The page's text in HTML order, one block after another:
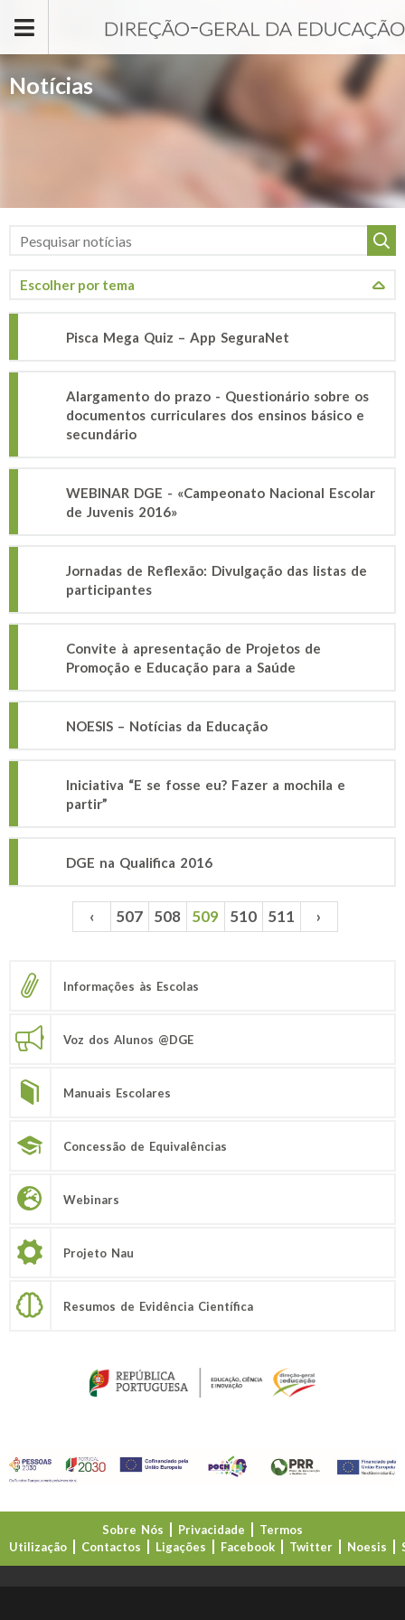
Notícias
Pisca Mega Quiz – App SeguraNet
Alargamento do prazo - Questionário sobre os
documentos curriculares dos ensinos básico e
secundário
WEBINAR DGE - «Campeonato Nacional Escolar
de Juvenis 2016»
Jornadas de Reflexão: Divulgação das listas de
participantes
Convite à apresentação de Projetos de
Promoção e Educação para a Saúde
NOESIS – Notícias da Educação
Iniciativa “E se fosse eu? Fazer a mochila e
partir”
DGE na Qualifica 2016
Páginas ‹ 507 508 509 510 511 ›
Informações às Escolas
Voz dos Alunos @DGE
Manuais Escolares
Concessão de Equivalências
Webinars
Projeto Nau
Resumos de Evidência Científica
Sobre Nós Privacidade
Termos
Utilização
Contactos Ligações Facebook Twitter Noesis